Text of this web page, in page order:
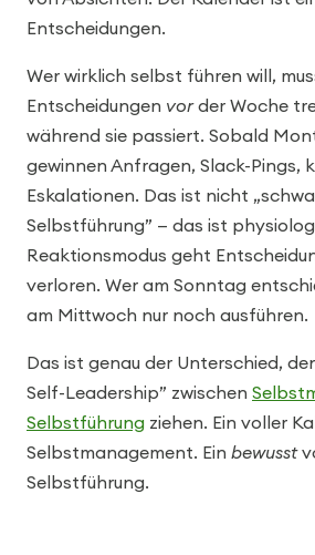
Entscheidungen.
Wer wirklich selbst führen will,
Entscheidungen vorder Woche
während sie passiert. Sobald
gewinnen Anfragen, Slack-Pings,
Eskalationen. Das ist nicht
Selbstführung” — das ist
Reaktionsmodus geht
verloren. Wer am Sonntag
am Mittwoch nur noch ausführen.
Das ist genau der Unterschied,
Self-Leadership” zwischen
Selbstführung ziehen. Ein voller
Selbstmanagement. Ein bewusst
Selbstführung.